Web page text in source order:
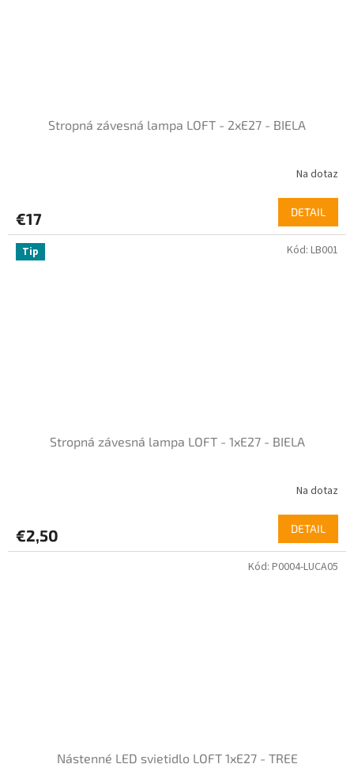
Stropná závesná lampa LOFT - 2xE27 - BIELA
Na dotaz
€17 DETAIL
Tip
Stropná závesná lampa LOFT - 1xE27 - BIELA
Na dotaz
€2,50 DETAIL
Kód: LB001
Nástenné LED svietidlo LOFT 1xE27 - TREE
Kód: P0004-LUCA05